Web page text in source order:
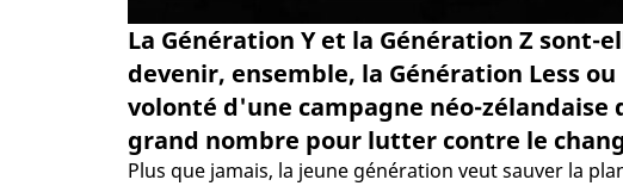
La Génération Y et la Génération Z
devenir, ensemble, la Génération Less
volonté d'une campagne néo-
grand nombre pour lutter contre le
Plus que jamais, la jeune génération veut sauver la